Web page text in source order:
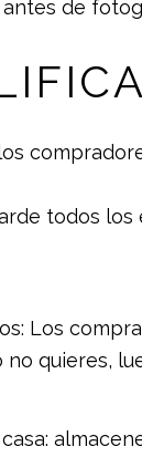
de
todos
Los
no quieres,